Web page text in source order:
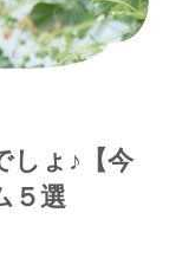
しょ♪【今
５選